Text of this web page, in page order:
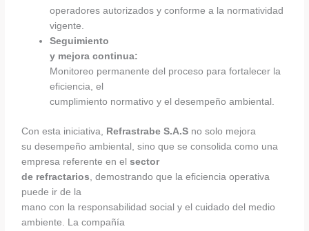
operadores autorizados y conforme a la normatividad
vigente.
Seguimiento
y mejora continua:
Monitoreo permanente del proceso para fortalecer la
eficiencia, el
cumplimiento normativo y el desempeño ambiental.
Con esta iniciativa, Refrastrabe S.A.S no solo mejora
su desempeño ambiental, sino que se consolida como una
empresa referente en elsector
de refractarios , demostrando que la eficiencia operativa
puede ir de la
mano con la responsabilidad social y el cuidado del medio
ambiente. La compañía